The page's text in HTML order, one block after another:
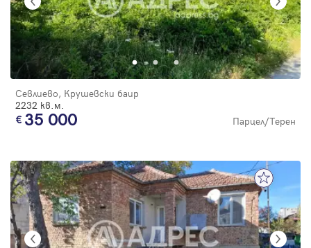
Севлиево, Крушевски баир
2232 кв.м.
35 000 Парцел/Терен